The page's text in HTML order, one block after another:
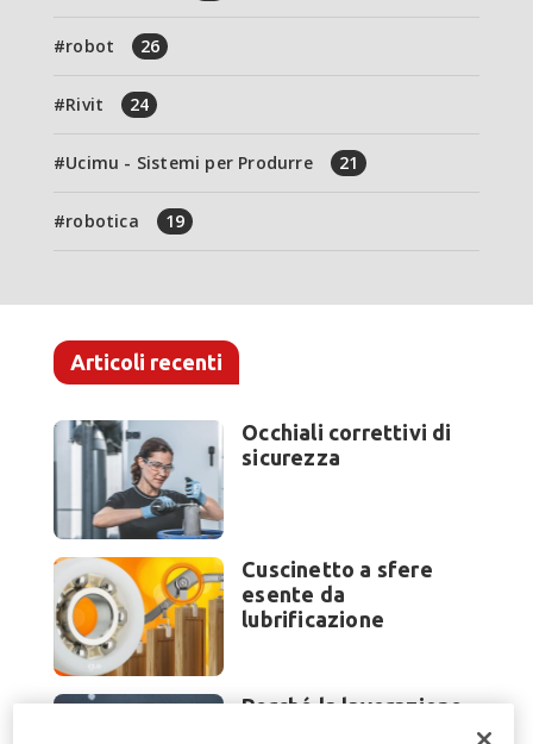
robot 26
Rivit 24
Ucimu - Sistemi per Produrre 21
robotica 19
Articoli recenti
Occhiali correttivi di
sicurezza
Cuscinetto a sfere
esente da
lubrificazione
Perché la lavorazione